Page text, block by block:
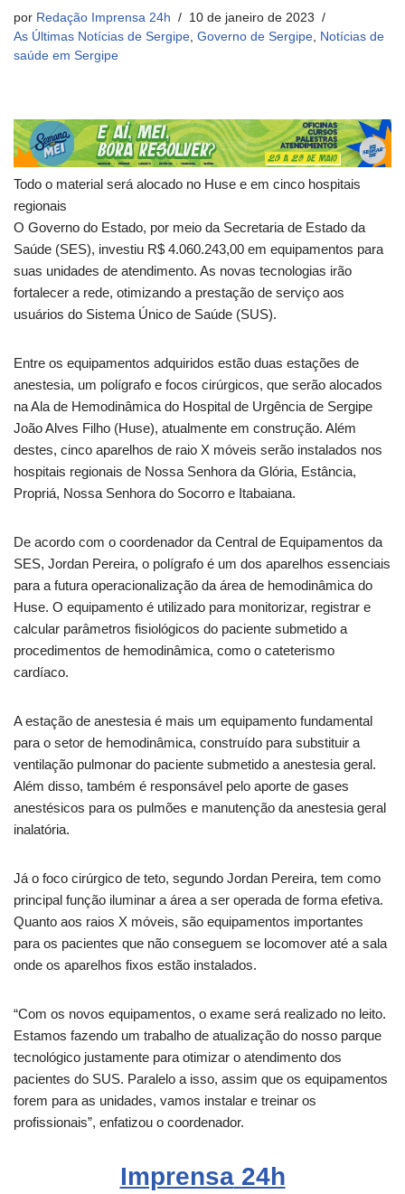
por Redação Imprensa 24h
10 de janeiro de 2023
As Últimas Notícias de Sergipe, Governo de Sergipe, Notícias de
saúde em Sergipe
Todo o material será alocado no Huse e em cinco hospitais
regionais
O Governo do Estado, por meio da Secretaria de Estado da
Saúde (SES), investiu R$ 4.060.243,00 em equipamentos para
suas unidades de atendimento. As novas tecnologias irão
fortalecer a rede, otimizando a prestação de serviço aos
usuários do Sistema Único de Saúde (SUS).
Entre os equipamentos adquiridos estão duas estações de
anestesia, um polígrafo e focos cirúrgicos, que serão alocados
na Ala de Hemodinâmica do Hospital de Urgência de Sergipe
João Alves Filho (Huse), atualmente em construção. Além
destes, cinco aparelhos de raio X móveis serão instalados nos
hospitais regionais de Nossa Senhora da Glória, Estância,
Propriá, Nossa Senhora do Socorro e Itabaiana.
De acordo com o coordenador da Central de Equipamentos da
SES, Jordan Pereira, o polígrafo é um dos aparelhos essenciais
para a futura operacionalização da área de hemodinâmica do
Huse. O equipamento é utilizado para monitorizar, registrar e
calcular parâmetros fisiológicos do paciente submetido a
procedimentos de hemodinâmica, como o cateterismo
cardíaco.
A estação de anestesia é mais um equipamento fundamental
para o setor de hemodinâmica, construído para substituir a
ventilação pulmonar do paciente submetido a anestesia geral.
Além disso, também é responsável pelo aporte de gases
anestésicos para os pulmões e manutenção da anestesia geral
inalatória.
Já o foco cirúrgico de teto, segundo Jordan Pereira, tem como
principal função iluminar a área a ser operada de forma efetiva.
Quanto aos raios X móveis, são equipamentos importantes
para os pacientes que não conseguem se locomover até a sala
onde os aparelhos fixos estão instalados.
“Com os novos equipamentos, o exame será realizado no leito.
Estamos fazendo um trabalho de atualização do nosso parque
tecnológico justamente para otimizar o atendimento dos
pacientes do SUS. Paralelo a isso, assim que os equipamentos
forem para as unidades, vamos instalar e treinar os
profissionais”, enfatizou o coordenador.
Imprensa24h